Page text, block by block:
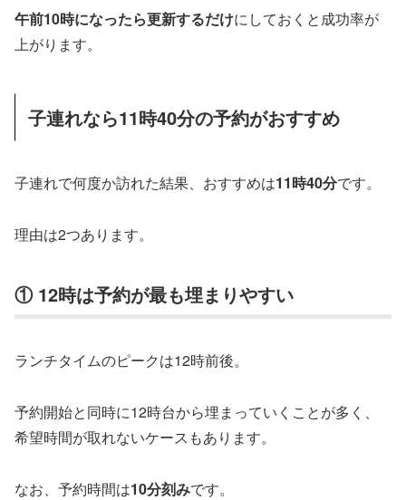
午前10時になったら更新するだけにしておくと成功率が
上がります。
子連れなら11時40分の予約がおすすめ
子連れで何度か訪れた結果、おすすめは11時40分です。
理由は2つあります。
① 12時は予約が最も埋まりやすい
ランチタイムのピークは12時前後。
予約開始と同時に12時台から埋まっていくことが多く、
希望時間が取れないケースもあります。
なお、予約時間は10分刻みです。